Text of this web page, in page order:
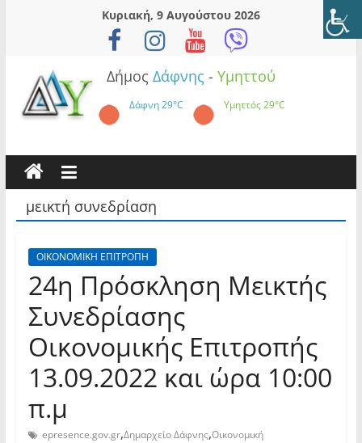
Κυριακή, 9 Αυγούστου 2026
Δήμος Δάφνης - Υμηττού
Δάφνη29°C Υμηττός29°C
μεικτή συνεδρίαση
ΟΙΚΟΝΟΜΙΚΗ ΕΠΙΤΡΟΠΗ
24η Πρόσκληση Μεικτής
Συνεδρίασης
Οικονομικής Επιτροπής
13.09.2022 και ώρα 10:00
π.μ
epresence.gov.gr,Δημαρχείο Δάφνης,Οικονομική